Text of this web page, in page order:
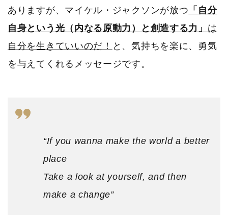
ありますが、マイケル・ジャクソンが放つ 「自分
自身という光（内なる原動力）と創造する力」 は
自分を生きていいのだ！ と、気持ちを楽に、勇気
を与えてくれるメッセージです。
“If you wanna make the world a better
place
Take a look at yourself, and then
make a change”